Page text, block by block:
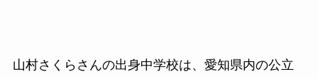
山村さくらさんの出身中学校は、愛知県内の公立